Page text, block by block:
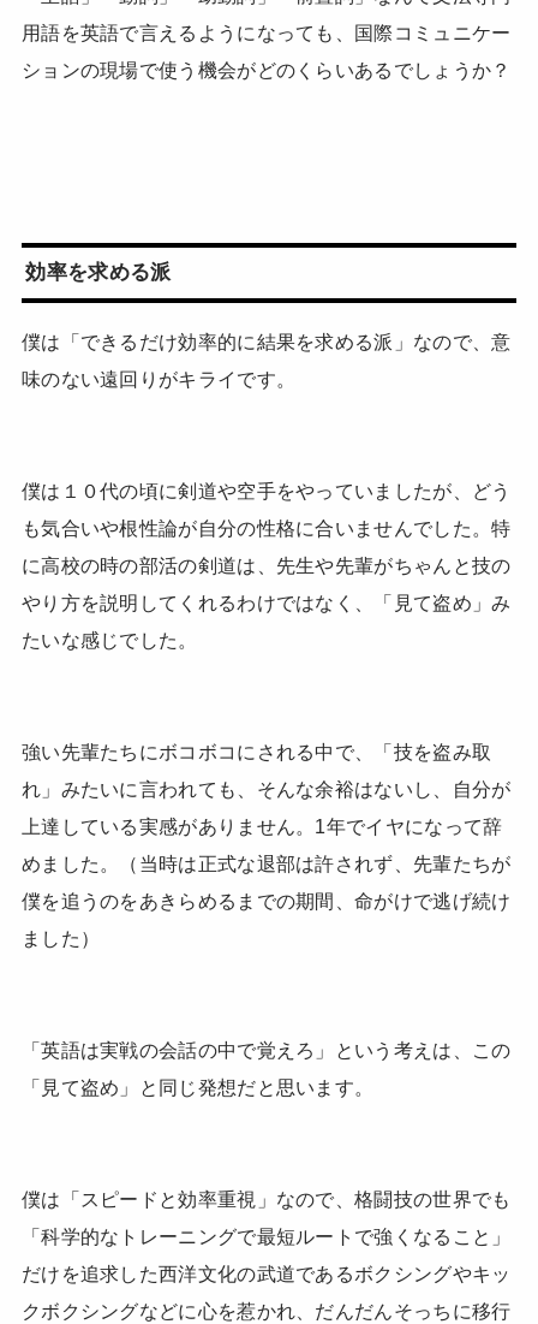
用語を英語で言えるようになっても、国際コミュニケー
ションの現場で使う機会がどのくらいあるでしょうか？
効率を求める派
僕は「できるだけ効率的に結果を求める派」なので、意
味のない遠回りがキライです。
僕は１０代の頃に剣道や空手をやっていましたが、どう
も気合いや根性論が自分の性格に合いませんでした。特
に高校の時の部活の剣道は、先生や先輩がちゃんと技の
やり方を説明してくれるわけではなく、「見て盗め」み
たいな感じでした。
強い先輩たちにボコボコにされる中で、「技を盗み取
れ」みたいに言われても、そんな余裕はないし、自分が
上達している実感がありません。1年でイヤになって辞
めました。（当時は正式な退部は許されず、先輩たちが
僕を追うのをあきらめるまでの期間、命がけで逃げ続け
ました）
「英語は実戦の会話の中で覚えろ」という考えは、この
「見て盗め」と同じ発想だと思います。
僕は「スピードと効率重視」なので、格闘技の世界でも
「科学的なトレーニングで最短ルートで強くなること」
だけを追求した西洋文化の武道であるボクシングやキッ
クボクシングなどに心を惹かれ、だんだんそっちに移行